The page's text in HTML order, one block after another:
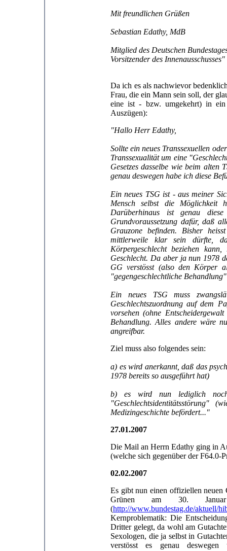
Mit freundlichen Grüßen
Sebastian Edathy, MdB
Mitglied des Deutschen
Vorsitzender des Innenausschusses"
Da ich es als nachwievor
Frau, die ein Mann sein soll, der
eine ist - bzw. umgekehrt) in ein
Auszügen):
"Hallo Herr Edathy,
Sollte ein neues Transsexuellen
Transsexualität um eine
Gesetzes dasselbe wie beim
genau deswegen habe ich diese
Ein neues TSG ist - aus meiner
Mensch selbst die Möglichkeit
Darüberhinaus ist genau
Grundvoraussetzung dafür, daß
Grauzone befinden. Bisher
mittlerweile klar sein dürfte,
Körpergeschlecht beziehen
Geschlecht. Da aber ja nun 1978
GG verstösst (also den Körper
"gegengeschlechtliche
Ein neues TSG muss
Geschlechtszuordnung auf dem
vorsehen (ohne
Behandlung. Alles andere wäre
angreifbar.
Ziel muss also folgendes sein:
a) es wird anerkannt, daß das
1978 bereits so ausgeführt hat)
b) es wird nun lediglich noch
Medizingeschichte befördert..."
27.01.2007
Die Mail an Herrn Edathy ging in
(welche sich gegenüber der F64.0-
02.02.2007
Es gibt nun einen offiziellen neuen
Grünen am 30.
(http://www.bundestag.de/aktuell/
Kernproblematik: Die
Dritter gelegt, da wohl am
Sexologen, die ja selbst in
verstösst es genau